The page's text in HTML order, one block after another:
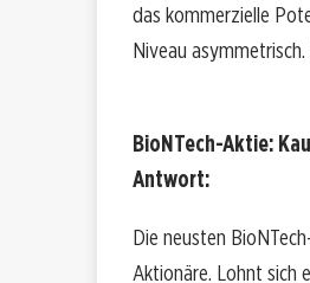
das kommerzielle
Niveau
BioNTech-Aktie:
Antwort:
Die neusten
Aktionäre. Lohnt sich